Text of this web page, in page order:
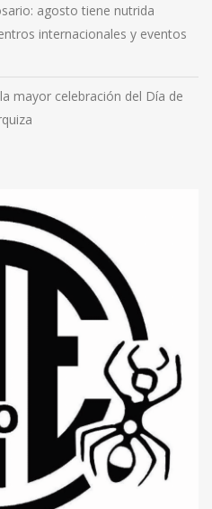
agosto tiene nutrida
internacionales y eventos
mayor celebración del Día de